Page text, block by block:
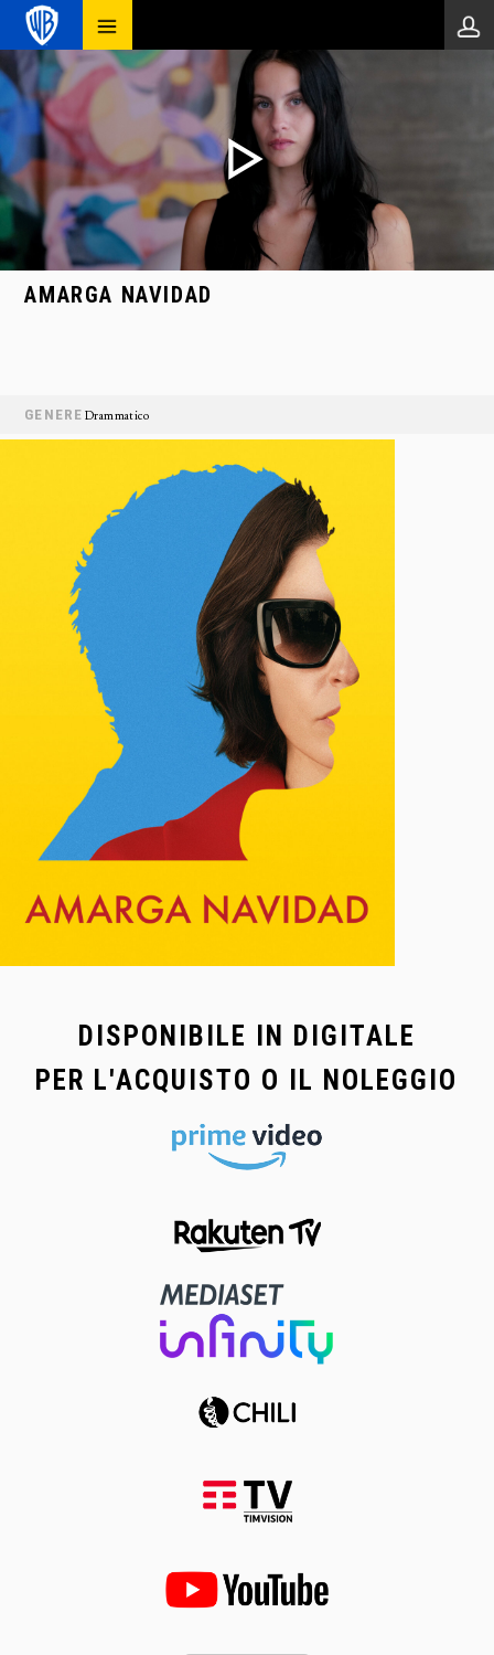
AMARGA NAVIDAD
GENERE Drammatico
DISPONIBILE IN DIGITALE
PER L'ACQUISTO O IL NOLEGGIO